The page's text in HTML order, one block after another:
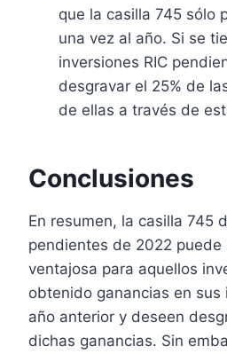
que la casilla 745 sólo
una vez al año. Si se
inversiones RIC
desgravar el 25% de
de ellas a través de
Conclusiones
En resumen, la casilla 745
pendientes de 2022 puede
ventajosa para aquellos
obtenido ganancias en sus
año anterior y deseen
dichas ganancias. Sin